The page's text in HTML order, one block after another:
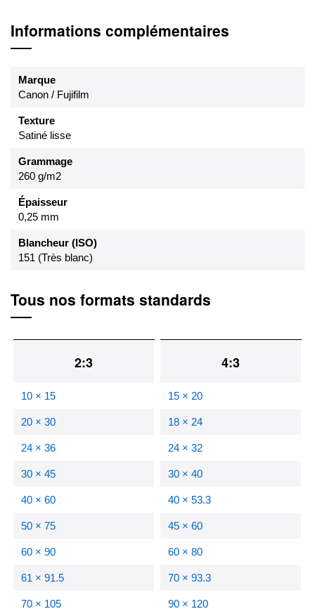
Informations complémentaires
Marque
Canon / Fujifilm
Texture
Satiné lisse
Grammage
260 g/m2
Épaisseur
0,25 mm
Blancheur (ISO)
151 (Très blanc)
Tous nos formats standards
2:3
10 × 15
20 × 30
24 × 36
30 × 45
40 × 60
50 × 75
60 × 90
61 × 91.5
70 × 105
4:3
15 × 20
18 × 24
24 × 32
30 × 40
40 × 53.3
45 × 60
60 × 80
70 × 93.3
90 × 120